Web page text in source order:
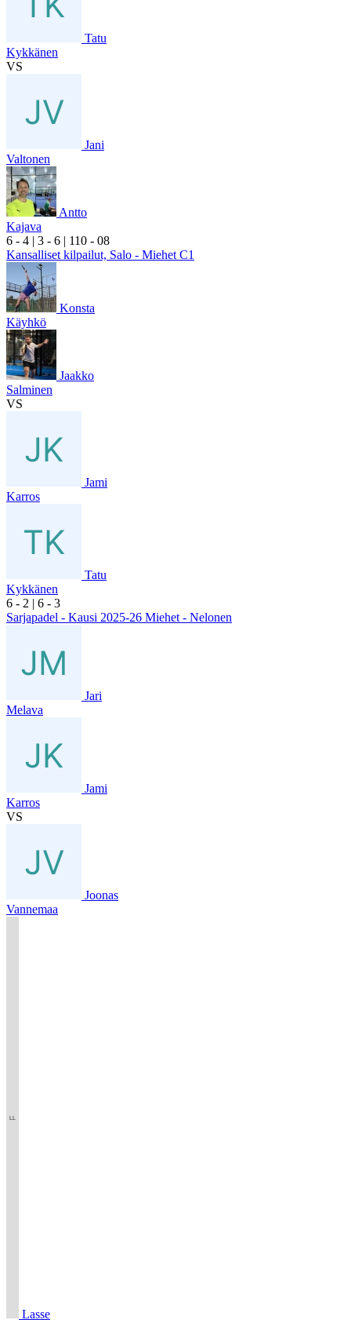
Tatu
Kykkänen
VS
Jani
Valtonen
Antto
Kajava
6 - 4 | 3 - 6 | 110 - 08
Kansalliset kilpailut, Salo - Miehet C1
Konsta
Käyhkö
Jaakko
Salminen
VS
Jami
Karros
Tatu
Kykkänen
6 - 2 | 6 - 3
Sarjapadel - Kausi 2025-26 Miehet - Nelonen
Jari
Melava
Jami
Karros
VS
Joonas
Vannemaa
Lasse